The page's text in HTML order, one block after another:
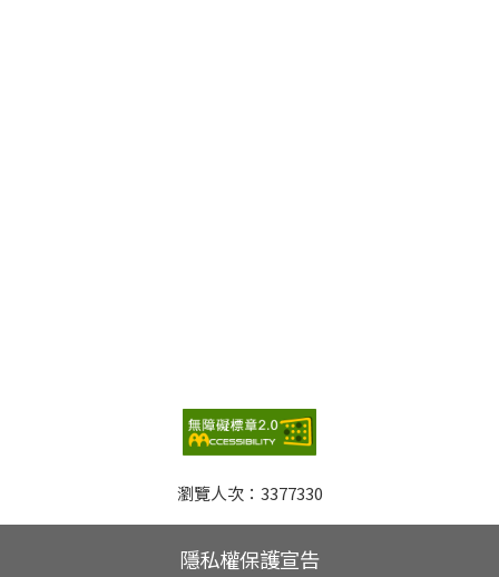
瀏覽人次： 3377330
隱私權保護宣告